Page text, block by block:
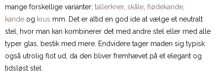
mange forskellige varianter; tallerkner, skåle flødekande
kande og krus mm. Det er altid en god ide at vælge et neutralt
stel, hvor man kan kombinerer det med andre stel eller med alle
typer glas, bestik med mere. Endvidere tager maden sig typisk
også utrolig flot ud, da den bliver fremhævet på et elegant og
tidsløst stel.